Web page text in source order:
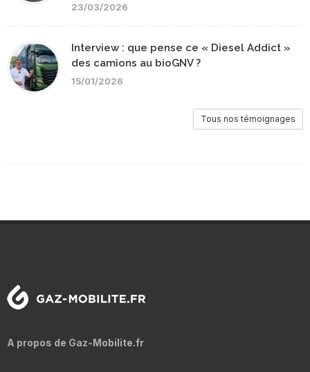
23/03/2026
Interview : que pense ce « Diesel Addict »
des camions au bioGNV ?
15/01/2026
Tous nos témoignages
A propos de Gaz-Mobilite.fr